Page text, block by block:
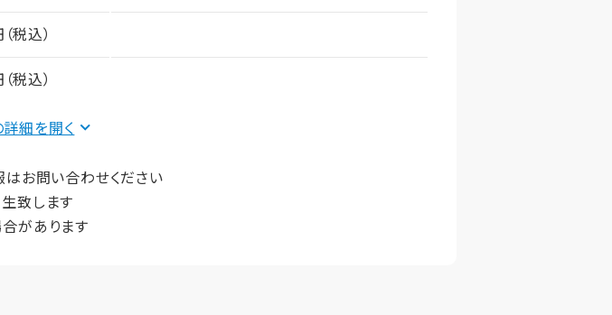
税込）
税込）
細を
お問い合わせください
致します
があります